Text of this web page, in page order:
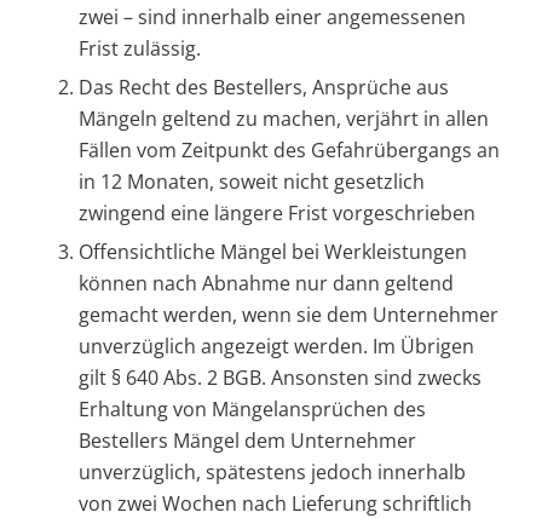
zwei – sind innerhalb einer angemessenen
Frist zulässig.
Das Recht des Bestellers, Ansprüche aus
Mängeln geltend zu machen, verjährt in allen
Fällen vom Zeitpunkt des Gefahrübergangs an
in 12 Monaten, soweit nicht gesetzlich
zwingend eine längere Frist vorgeschrieben
Offensichtliche Mängel bei Werkleistungen
können nach Abnahme nur dann geltend
gemacht werden, wenn sie dem Unternehmer
unverzüglich angezeigt werden. Im Übrigen
gilt § 640 Abs. 2 BGB. Ansonsten sind zwecks
Erhaltung von Mängelansprüchen des
Bestellers Mängel dem Unternehmer
unverzüglich, spätestens jedoch innerhalb
von zwei Wochen nach Lieferung schriftlich